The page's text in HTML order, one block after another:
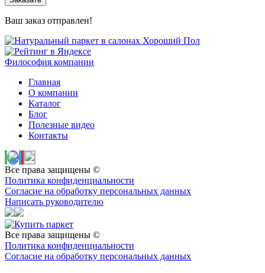
Ваш заказ отправлен!
Философия компании
Главная
О компании
Каталог
Блог
Полезные видео
Контакты
Все права защищены ©
Политика конфиденциальности
Согласие на обработку персональных данных
Написать руководителю
Все права защищены ©
Политика конфиденциальности
Согласие на обработку персональных данных